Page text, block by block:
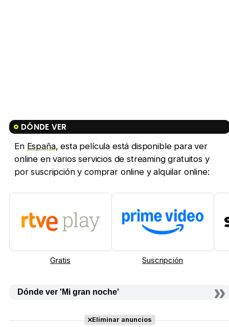
DÓNDE VER
En España, esta película está disponible para ver
online en varios servicios de streaming gratuitos y
por suscripción y comprar online y alquilar online:
Gratis Suscripción
Dónde ver 'Mi gran noche'
Eliminar anuncios